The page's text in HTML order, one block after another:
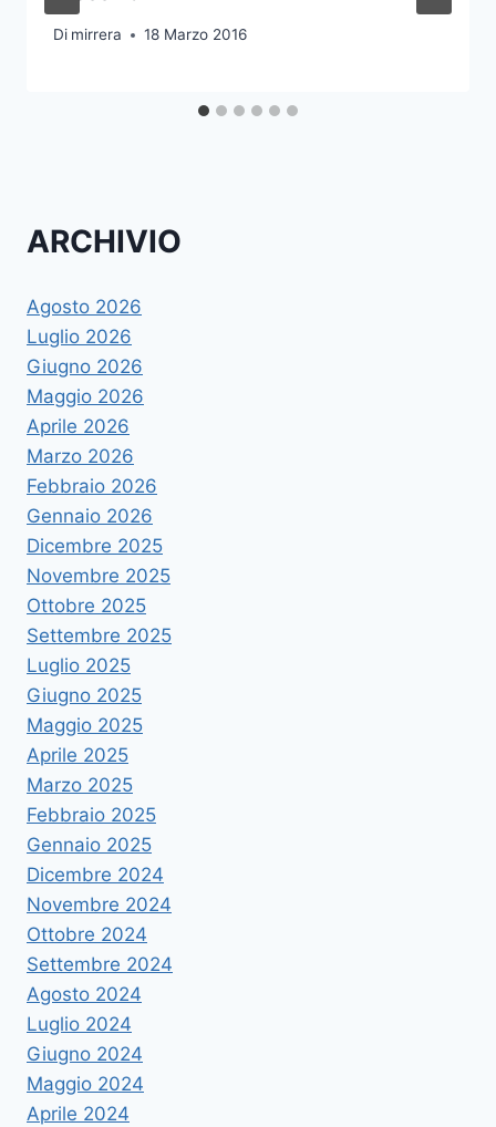
Di mirrera 18 Marzo 2016
ARCHIVIO
Agosto 2026
Luglio 2026
Giugno 2026
Maggio 2026
Aprile 2026
Marzo 2026
Febbraio 2026
Gennaio 2026
Dicembre 2025
Novembre 2025
Ottobre 2025
Settembre 2025
Luglio 2025
Giugno 2025
Maggio 2025
Aprile 2025
Marzo 2025
Febbraio 2025
Gennaio 2025
Dicembre 2024
Novembre 2024
Ottobre 2024
Settembre 2024
Agosto 2024
Luglio 2024
Giugno 2024
Maggio 2024
Aprile 2024